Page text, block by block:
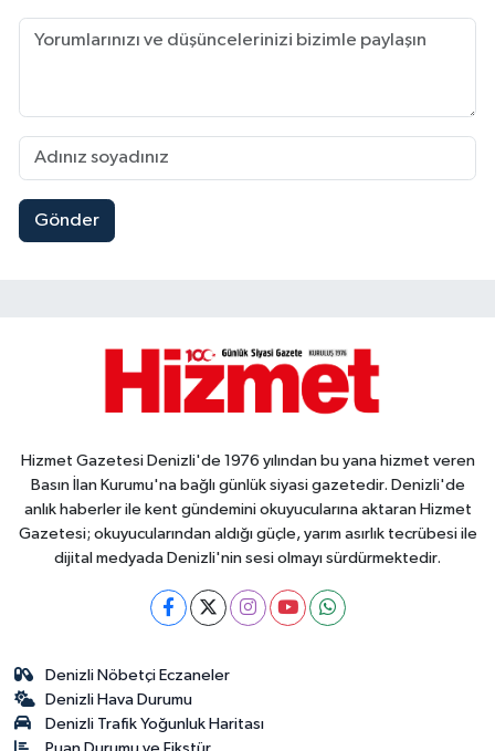
Gönder
Hizmet Gazetesi Denizli'de 1976 yılından bu yana hizmet veren
Basın İlan Kurumu'na bağlı günlük siyasi gazetedir. Denizli'de
anlık haberler ile kent gündemini okuyucularına aktaran Hizmet
Gazetesi; okuyucularından aldığı güçle, yarım asırlık tecrübesi ile
dijital medyada Denizli'nin sesi olmayı sürdürmektedir.
Denizli Nöbetçi Eczaneler
Denizli Hava Durumu
Denizli Trafik Yoğunluk Haritası